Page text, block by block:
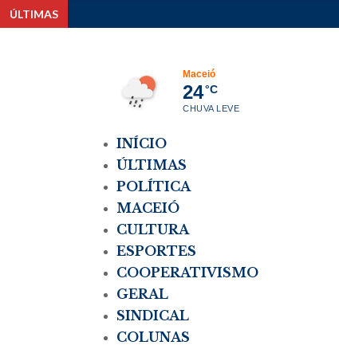
ÚLTIMAS
Maceió
24°C
CHUVA LEVE
INÍCIO
ÚLTIMAS
POLÍTICA
MACEIÓ
CULTURA
ESPORTES
COOPERATIVISMO
GERAL
SINDICAL
COLUNAS